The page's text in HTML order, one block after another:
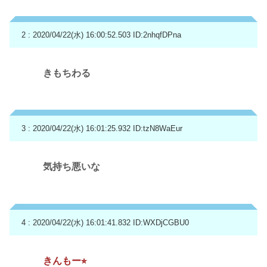
2 : 2020/04/22(水) 16:00:52.503 ID:2nhqfDPna
きもちわる
3 : 2020/04/22(水) 16:01:25.932 ID:tzN8WaEur
気持ち悪いな
4 : 2020/04/22(水) 16:01:41.832 ID:WXDjCGBU0
きんもー⭐︎